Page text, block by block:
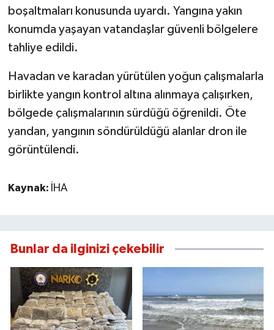
boşaltmaları konusunda uyardı. Yangına yakın
konumda yaşayan vatandaşlar güvenli bölgelere
tahliye edildi.
Havadan ve karadan yürütülen yoğun çalışmalarla
birlikte yangın kontrol altına alınmaya çalışırken,
bölgede çalışmalarının sürdüğü öğrenildi. Öte
yandan, yangının söndürüldüğü alanlar dron ile
görüntülendi.
Kaynak: İHA
Bunlar da ilginizi çekebilir